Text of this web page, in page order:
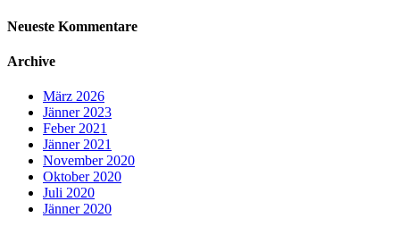
Neueste Kommentare
Archive
März 2026
Jänner 2023
Feber 2021
Jänner 2021
November 2020
Oktober 2020
Juli 2020
Jänner 2020